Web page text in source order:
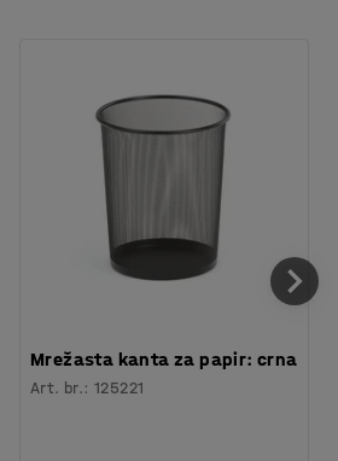
Mrežasta kanta za papir: crna
Art. br.:125221